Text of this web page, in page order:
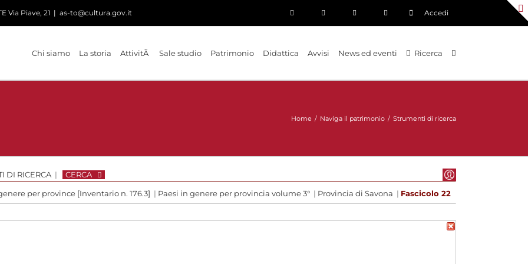
Via Piave, 21 | as-to@cultura.gov.it Accedi
Chi siamo La storia AttivitÃ Sale studio Patrimonio Didattica Avvisi News ed eventi Ricerca
Home / Naviga il patrimonio / Strumenti di ricerca
DI RICERCA | CERCA
per province [Inventario n. 176.3] | Paesi in genere per provincia volume 3° | Provincia di Savona | Fascicolo 22